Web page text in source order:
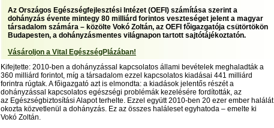
Az Országos Egészségfejlesztési Intézet (OEFI) számítása szerint a
dohányzás évente mintegy 80 milliárd forintos veszteséget jelent a magyar
társadalom számára – közölte Vokó Zoltán, az OEFI főigazgatója csütörtökön
Budapesten, a dohányzásmentes világnapon tartott sajtótájékoztatón.
Vásároljon a Vital EgészségPlázában!
Kifejtette: 2010-ben a dohányzással kapcsolatos állami bevételek meghaladták a
360 milliárd forintot, míg a társadalom ezzel kapcsolatos kiadásai 441 milliárd
forintra rúgtak. A főigazgató azt is elmondta: a kiadások jelentős részét a
dohányzással kapcsolatos egészségi problémák kezelésére fordították, az
az Egészségbiztosítási Alapot terhelte. Ezzel együtt 2010-ben 20 ezer ember halálát
okozta közvetlenül a dohányzás. Ez az összes haláleset egyhatoda – emelte ki
Vokó Zoltán.